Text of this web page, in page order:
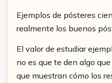
Ejemplos de pósteres
realmente los buenos
El valor de estudiar
no es que te den algo
que muestran cómo los